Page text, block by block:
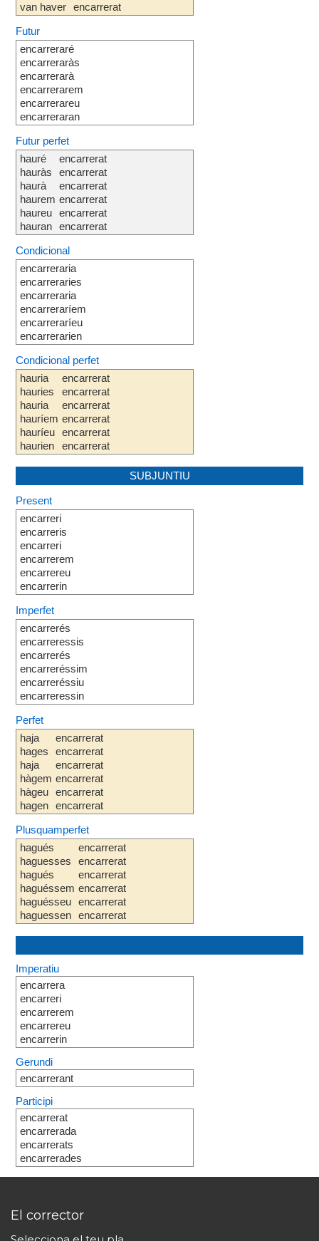
van haver encarrerat
Futur
encarreraré
encarreraràs
encarrerarà
encarrerarem
encarrerareu
encarreraran
Futur perfet
hauré
hauràs
haurà
haurem
haureu
hauran
encarrerat
encarrerat
encarrerat
encarrerat
encarrerat
encarrerat
Condicional
encarreraria
encarreraries
encarreraria
encarreraríem
encarreraríeu
encarrerarien
Condicional perfet
hauria
hauries
hauria
hauríem
hauríeu
haurien
encarrerat
encarrerat
encarrerat
encarrerat
encarrerat
encarrerat
SUBJUNTIU
Present
encarreri
encarreris
encarreri
encarrerem
encarrereu
encarrerin
Imperfet
encarrerés
encarreressis
encarrerés
encarreréssim
encarreréssiu
encarreressin
Perfet
haja
hages
haja
hàgem
hàgeu
hagen
encarrerat
encarrerat
encarrerat
encarrerat
encarrerat
encarrerat
Plusquamperfet
hagués
haguesses
hagués
haguéssem
haguésseu
haguessen
encarrerat
encarrerat
encarrerat
encarrerat
encarrerat
encarrerat
Imperatiu
encarrera
encarreri
encarrerem
encarrereu
encarrerin
Gerundi
encarrerant
Participi
encarrerat
encarrerada
encarrerats
encarrerades
El corrector